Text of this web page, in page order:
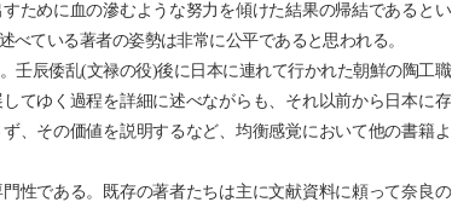
ために血の滲むような努力を傾けた結果の帰結であるとい
べている著者の姿勢は非常に公平であると思われる。
壬辰倭乱(文禄の役)後に日本に連れて行かれた朝鮮の陶工職
てゆく過程を詳細に述べながらも、それ以前から日本に存
、その価値を説明するなど、均衡感覚において他の書籍よ
性である。既存の著者たちは主に文献資料に頼って奈良の